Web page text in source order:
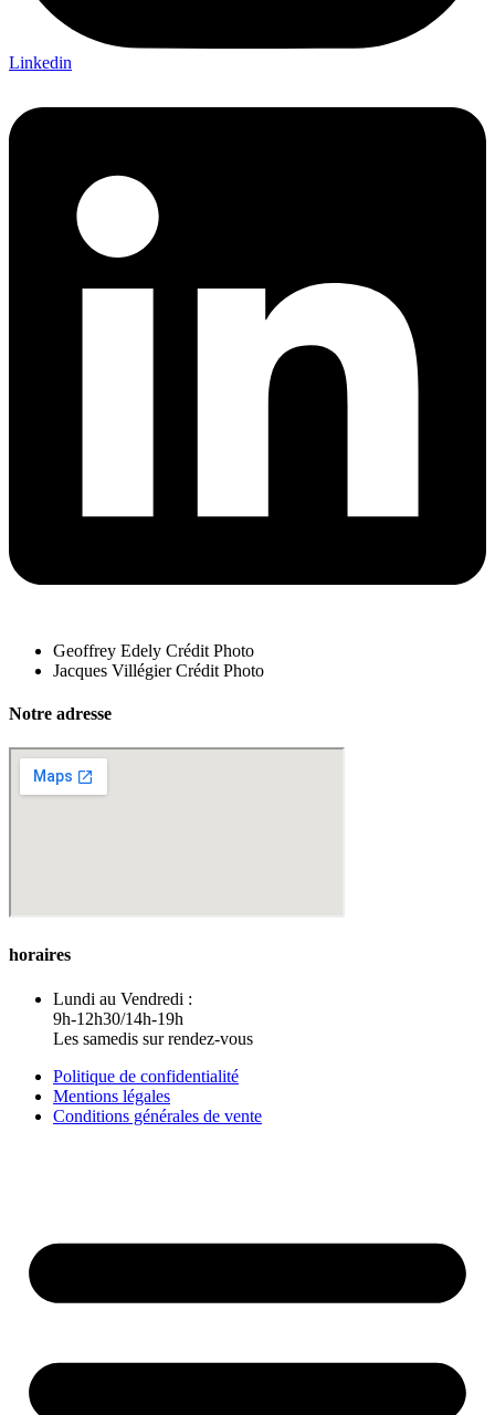
Linkedin
Geoffrey Edely Crédit Photo
Jacques Villégier Crédit Photo
Notre adresse
horaires
Lundi au Vendredi :
9h-12h30/14h-19h
Les samedis sur rendez-vous
Politique de confidentialité
Mentions légales
Conditions générales de vente